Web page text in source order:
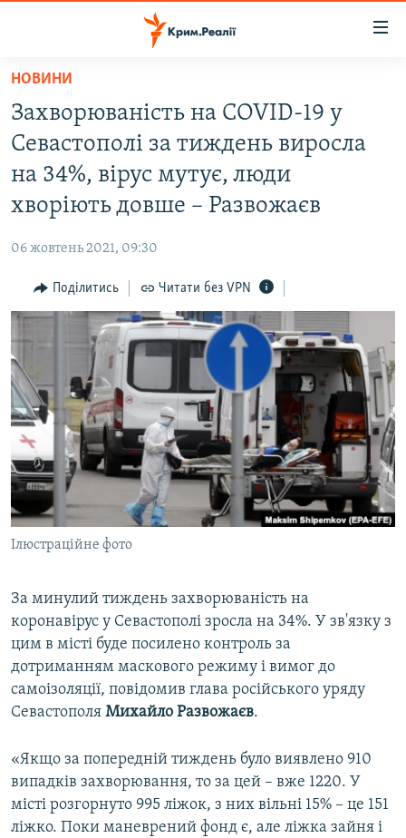
Перейти
основного
матеріалу
Перейти
до
основної
Перейти
пошуку
ВОДА.КРИМ
ВІДЕО ТА ФОТО
ПОЛІТИКА
ІНТЕРВ'Ю
ВСЕ ЗА ДЕНЬ
СПЕЦПРОЕКТИ
ДЕПОРТАЦІЯ
ВІДЕОУРОКИ «ELIFBE»
СВІДЧЕННЯ ОКУПАЦІЇ
УКРАЇНСЬКА ПРОБЛЕМА КРИМУ
ІНФОГРАФІКА
ЯК ОБІЙТИ БЛОКУВАННЯ
Русский
Qırımtatar
ДОЛУЧАЙСЯ!
Усі сайти RFE/RL
НОВИНИ
Захворюваність на COVID-19 у
Севастополі за тиждень виросла
на 34%, вірус мутує, люди
хворіють довше – Развожаєв
06 жовтень 2021, 09:30
Поділитись Читати без VPN
Ілюстраційне фото
За минулий тиждень захворюваність на
коронавірус у Севастополі зросла на 34%. У зв'язку з
цим в місті буде посилено контроль за
дотриманням маскового режиму і вимог до
самоізоляції, повідомив глава російського уряду
Севастополя Михайло Развожаєв.
«Якщо за попередній тиждень було виявлено 910
випадків захворювання, то за цей – вже 1220. У
місті розгорнуто 995 ліжок, з них вільні 15% – це 151
ліжко. Поки маневрений фонд є, але ліжка зайня і